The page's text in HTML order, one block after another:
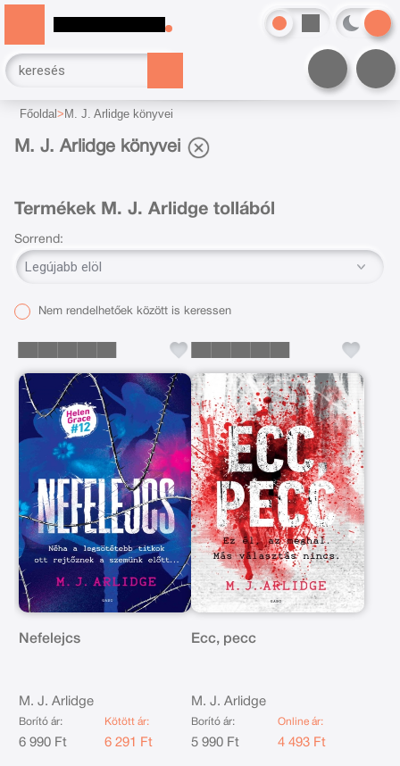
Főoldal M. J. Arlidge könyvei
M. J. Arlidge könyvei
Termékek M. J. Arlidge tollából
Sorrend:
Nem rendelhetőek között is keressen
Nefelejcs
M. J. Arlidge
Borító ár:
6 990 Ft
Kötött ár:
6 291 Ft
Ecc, pecc
M. J. Arlidge
Borító ár:
5 990 Ft
Online ár:
4 493 Ft